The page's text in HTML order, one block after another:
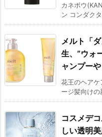
カネボウ
ン コンダク
メルト「
生、”ウォ
ャンプー
花王のヘア
ージ髪向け
コスメデ
しい透明